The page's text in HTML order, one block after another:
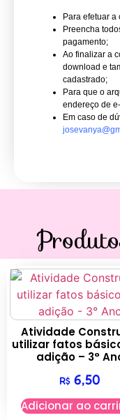
Para efetuar a
Preencha
pagamento;
Ao finalizar a
download e
cadastrado;
Para que o
endereço de
Em caso de
Atividade
utilizar fatos
adição – 3°
R$ 6,50
Adicionar ao